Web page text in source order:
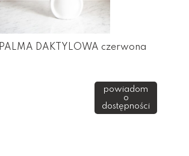
DAKTYLOWA czerwona
powiadom
o
dostępności